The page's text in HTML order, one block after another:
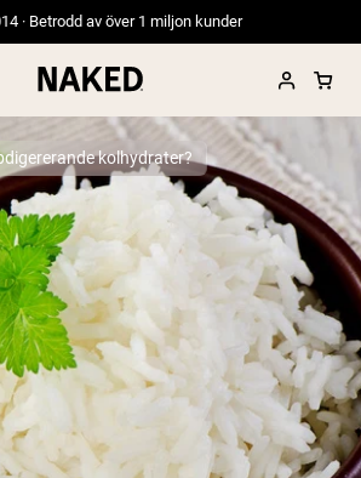
· Betrodd av över 1 miljon kunder
Best Seller
kolhydrater?